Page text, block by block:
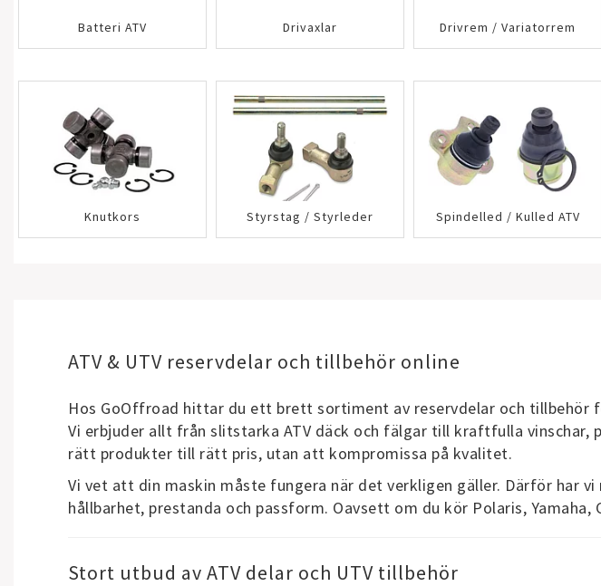
Batteri ATV Drivaxlar Drivrem / Variatorrem
Knutkors Styrstag / Styrleder Spindelled / Kulled ATV
ATV & UTV reservdelar och tillbehör online
Hos GoOffroad hittar du ett brett sortiment av reservdelar och tillbehör
Vi erbjuder allt från slitstarka ATV däck och fälgar till kraftfulla
rätt produkter till rätt pris, utan att kompromissa på kvalitet.
Vi vet att din maskin måste fungera när det verkligen gäller. Därför har
hållbarhet, prestanda och passform. Oavsett om du kör Polaris,
Stort utbud av ATV delar och UTV tillbehör